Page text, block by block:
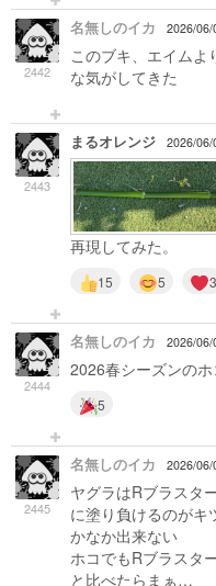
2442
名無しのイカ 2026/
このブキ、エイムよ
な気がしてきた
2443
まるオレンジ 2026/
再現してみた。
15 5 3
2444
名無しのイカ 2026/
2026春シーズンの
5
2445
名無しのイカ 2026/
ヤグラはRブラスタ
に塗り負けるのがキ
かなか出来ない
ホコでもRブラスタ
と比べたらまぁ…